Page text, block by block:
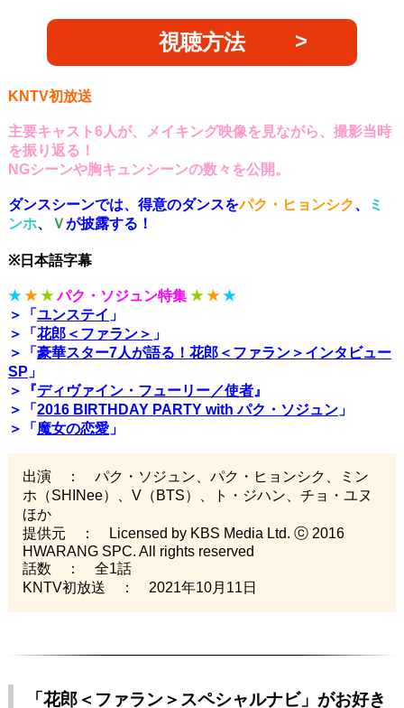
視聴方法
KNTV初放送
主要キャスト6人が、メイキング映像を見ながら、撮影当時
を振り返る！
NGシーンや胸キュンシーンの数々を公開。
ダンスシーンでは、得意のダンスをパク・ヒョンシク、
ミ
ンホ、 Ｖが披露する！
※日本語字幕
★★★パク・ソジュン特集 ★★★
＞「 ユンステイ 」
＞「 花郎＜ファラン＞ 」
＞「 豪華スター7人が語る！花郎＜ファラン＞インタビュー
SP 」
＞『ディヴァイン・フューリー／使者』
＞「 2016 BIRTHDAY PARTY with パク・ソジュン」
＞「 魔女の恋愛」
出演 ： パク・ソジュン、パク・ヒョンシク、ミン
ホ（SHINee）、V（BTS）、ト・ジハン、チョ・ユヌ
ほか
提供元 ： Licensed by KBS Media Ltd. ⓒ 2016
HWARANG SPC. All rights reserved
話数 ： 全1話
KNTV初放送 ： 2021年10月11日
「花郎＜ファラン＞スペシャルナビ」がお好き